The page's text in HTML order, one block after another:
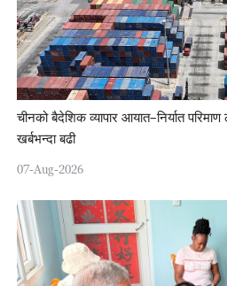
चीनको बैदेशिक व्यापार आयात–निर्यात
खर्बभन्दा बढी
07-Aug-2026